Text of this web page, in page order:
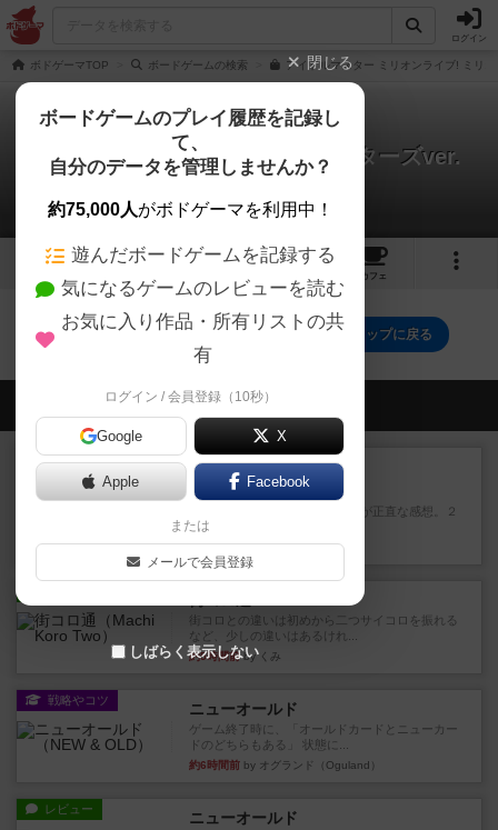
ログイン
ボドゲーマTOP ボードゲームの検索 アイドルマスター ミリオンライブ! ミリ
ミリオンしょうぎ プリンセススターズver.
0件の動画
カフェ
ミリオンしょうぎ プリンセススターズver.のトップに戻る
会員の新しい投稿
レビュー
ウイングスパン
期待値を上げすぎた、というのが正直な感想。２
人で何度かプレイ。ここでも...
28分前by S
街コロとの違いは初めから二つサイコロを振れる
など、少しの違いはあるけれ...
約5時間前by くみ
戦略やコツ ニューオールド
ゲーム終了時に、「オールドカードとニューカー
ドのどちらもある」 状態に...
約6時間前 by オグランド（Oguland）
レビュー ニューオールド
閉じる
ボードゲームのプレイ履歴を記録し
て、
自分のデータを管理しませんか？
約75,000人がボドゲーマを利用中！
遊んだボードゲームを記録する
気になるゲームのレビューを読む
お気に入り作品・所有リストの共
有
ログイン / 会員登録（10秒）
Google X
Apple Facebook
または
メールで会員登録
しばらく表示しない